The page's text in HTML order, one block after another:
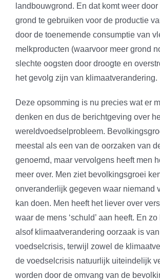
landbouwgrond. En dat komt weer
grond te gebruiken voor de productie
door de toenemende consumptie van
melkproducten (waarvoor meer grond
slechte oogsten door droogte en
het gevolg zijn van klimaatverandering.
Deze opsomming is nu precies wat er
denken en dus de berichtgeving over
wereldvoedselprobleem.
meestal als een van de oorzaken van
genoemd, maar vervolgens heeft men
meer over. Men ziet bevolkingsgroei
onveranderlijk gegeven waar niemand
kan doen. Men heeft het liever over
waar de mens ‘schuld’ aan heeft. En
alsof klimaatverandering oorzaak is
voedselcrisis, terwijl zowel de
de voedselcrisis natuurlijk uiteindelijk
worden door de omvang van de